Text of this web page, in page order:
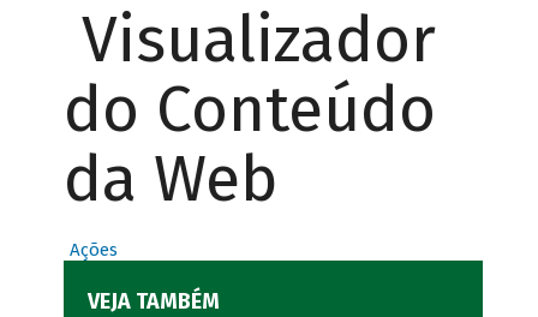
Visualizador
do Conteúdo
da Web
Ações
VEJA TAMBÉM